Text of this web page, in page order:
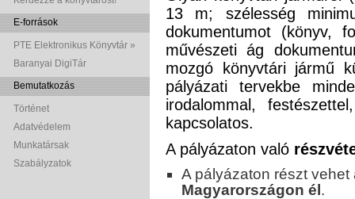
E-források
PTE Elektronikus Könyvtár »
Baranyai DigiTár
Bemutatkozás
Történet
Adatvédelem
Munkatársak
Szabályzatok
13 m; szélesség
dokumentumot (könyv,
művészeti ág
mozgó könyvtári jármű
pályázati tervekbe
irodalommal,
kapcsolatos.
A pályázaton való
A pályázaton részt
Magyarországon él .